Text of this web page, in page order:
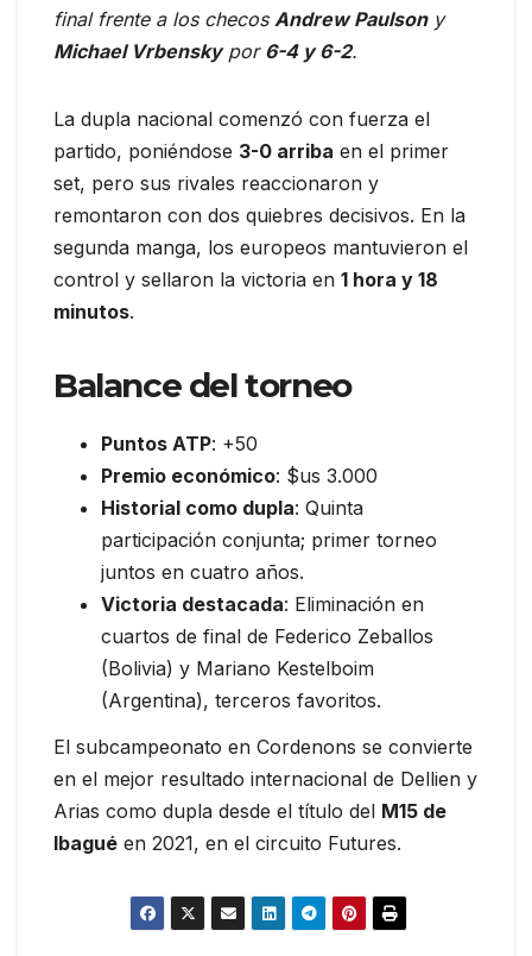
final frente a los checos Andrew Paulsony
Michael Vrbenskypor 6-4 y 6-2.
La dupla nacional comenzó con fuerza el
partido, poniéndose 3-0 arriba en el primer
set, pero sus rivales reaccionaron y
remontaron con dos quiebres decisivos. En la
segunda manga, los europeos mantuvieron el
control y sellaron la victoria en 1 hora y 18
minutos.
Balance del torneo
Puntos ATP: +50
Premio económico: $us 3.000
Historial como dupla: Quinta
participación conjunta; primer torneo
juntos en cuatro años.
Victoria destacada: Eliminación en
cuartos de final de Federico Zeballos
(Bolivia) y Mariano Kestelboim
(Argentina), terceros favoritos.
El subcampeonato en Cordenons se convierte
en el mejor resultado internacional de Dellien y
Arias como dupla desde el título del M15 de
Ibagué en 2021, en el circuito Futures.